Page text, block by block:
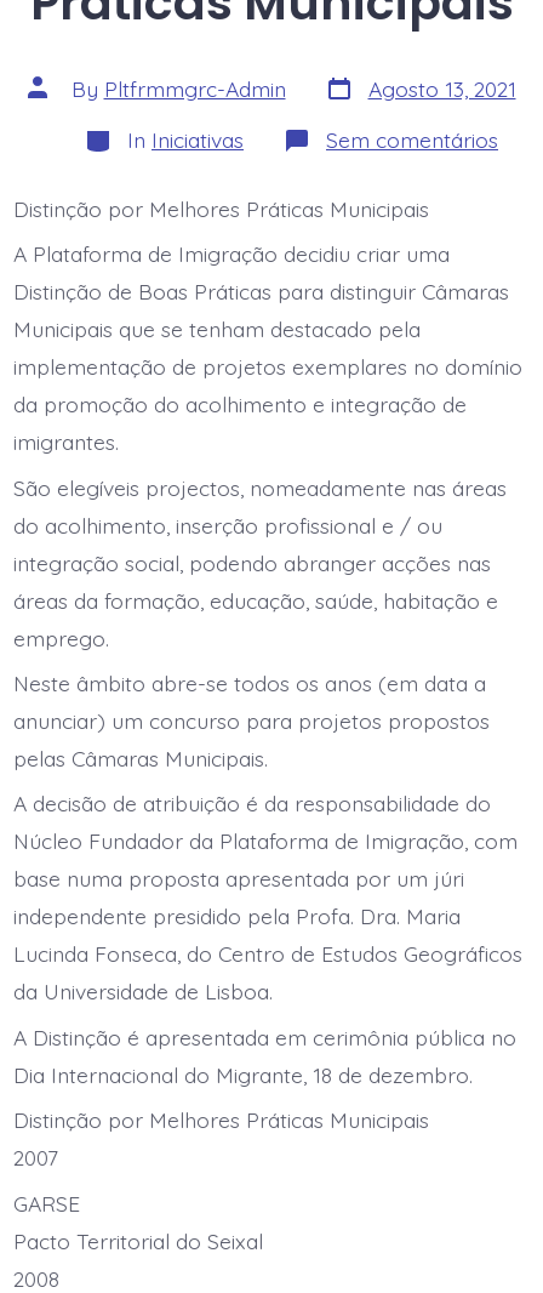
Post
author
By Pltfrmmgrc-Admin Post
date
Agosto 13, 2021
Categories
In Iniciativas Sem comentários
Distinção por Melhores Práticas Municipais
A Plataforma de Imigração decidiu criar uma
Distinção de Boas Práticas para distinguir Câmaras
Municipais que se tenham destacado pela
implementação de projetos exemplares no domínio
da promoção do acolhimento e integração de
imigrantes.
São elegíveis projectos, nomeadamente nas áreas
do acolhimento, inserção profissional e / ou
integração social, podendo abranger acções nas
áreas da formação, educação, saúde, habitação e
emprego.
Neste âmbito abre-se todos os anos (em data a
anunciar) um concurso para projetos propostos
pelas Câmaras Municipais.
A decisão de atribuição é da responsabilidade do
Núcleo Fundador da Plataforma de Imigração, com
base numa proposta apresentada por um júri
independente presidido pela Profa. Dra. Maria
Lucinda Fonseca, do Centro de Estudos Geográficos
da Universidade de Lisboa.
A Distinção é apresentada em cerimônia pública no
Dia Internacional do Migrante, 18 de dezembro.
Distinção por Melhores Práticas Municipais
2007
GARSE
Pacto Territorial do Seixal
2008